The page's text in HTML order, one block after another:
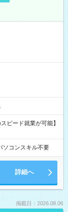
ピード就業が可能】
ソコンスキル不要
詳細へ
掲載日：2026.08.06